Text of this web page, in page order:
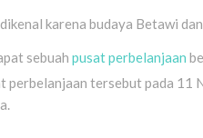
karena budaya Betawi
sebuah pusat perbelanjaan
perbelanjaan tersebut pada 11